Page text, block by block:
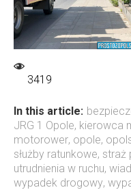
3419
In this article:
JRG 1 Opole, kierowca
motorower, opole,
służby ratunkowe, straż
utrudnienia w ruchu,
wypadek drogowy,